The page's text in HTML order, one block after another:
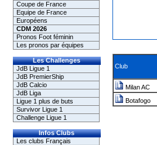
Coupe de France
Equipe de France
Européens
CDM 2026
Pronos Foot féminin
Les pronos par équipes
Les Challenges
JdB Ligue 1
JdB PremierShip
JdB Calcio
JdB Liga
Ligue 1 plus de buts
Survivor Ligue 1
Challenge Ligue 1
Infos Clubs
Les clubs Français
Club
Milan AC
Botafogo